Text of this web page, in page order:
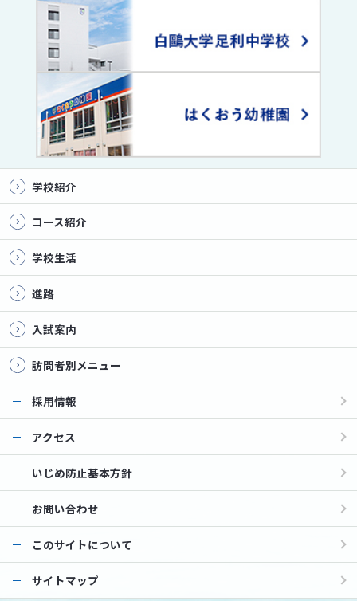
学校紹介
コース紹介
学校生活
進路
入試案内
訪問者別メニュー
採用情報
アクセス
いじめ防止基本方針
お問い合わせ
このサイトについて
サイトマップ